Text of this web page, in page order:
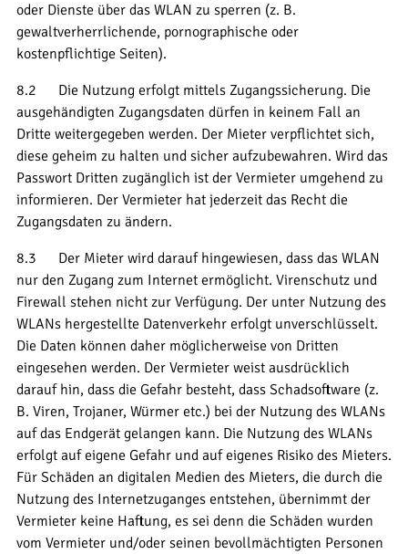
oder Dienste über das WLAN zu sperren (z. B.
gewaltverherrlichende, pornographische oder
kostenpflichtige Seiten).
8.2 Die Nutzung erfolgt mittels Zugangssicherung. Die
ausgehändigten Zugangsdaten dürfen in keinem Fall an
Dritte weitergegeben werden. Der Mieter verpflichtet sich,
diese geheim zu halten und sicher aufzubewahren. Wird das
Passwort Dritten zugänglich ist der Vermieter umgehend zu
informieren. Der Vermieter hat jederzeit das Recht die
Zugangsdaten zu ändern.
8.3 Der Mieter wird darauf hingewiesen, dass das WLAN
nur den Zugang zum Internet ermöglicht. Virenschutz und
Firewall stehen nicht zur Verfügung. Der unter Nutzung des
WLANs hergestellte Datenverkehr erfolgt unverschlüsselt.
Die Daten können daher möglicherweise von Dritten
eingesehen werden. Der Vermieter weist ausdrücklich
darauf hin, dass die Gefahr besteht, dass Schadsoftware (z.
B. Viren, Trojaner, Würmer etc.) bei der Nutzung des WLANs
auf das Endgerät gelangen kann. Die Nutzung des WLANs
erfolgt auf eigene Gefahr und auf eigenes Risiko des Mieters.
Für Schäden an digitalen Medien des Mieters, die durch die
Nutzung des Internetzuganges entstehen, übernimmt der
Vermieter keine Haftung, es sei denn die Schäden wurden
vom Vermieter und/oder seinen bevollmächtigten Personen